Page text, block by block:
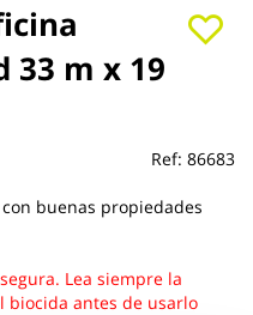
m x 19
Ref: 86683
buenas propiedades
Lea siempre la
biocida antes de usarlo